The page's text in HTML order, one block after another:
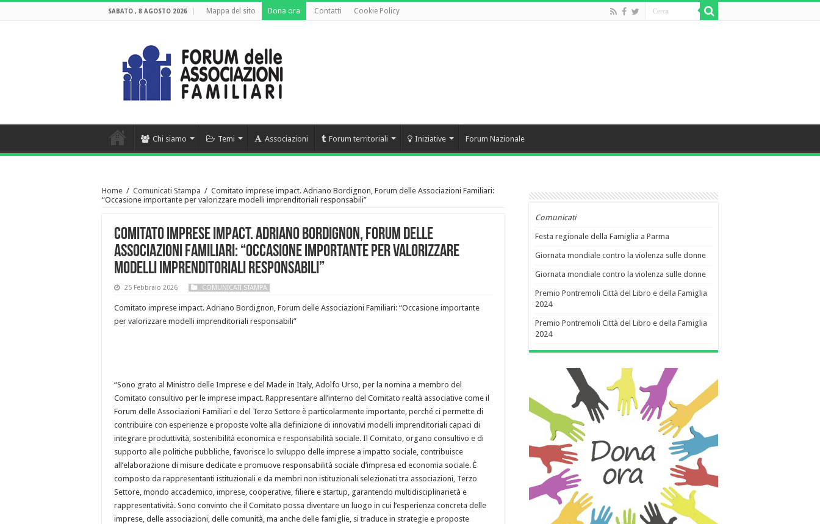
SABATO , 8 AGOSTO 2026 Mappa del sito Dona ora Contatti Cookie Policy
Chi siamo Temi Associazioni Forum territoriali Iniziative Forum Nazionale
Home / Comunicati Stampa / Comitato imprese impact. Adriano Bordignon, Forum delle Associazioni Familiari:
“Occasione importante per valorizzare modelli imprenditoriali responsabili”
Comitato imprese impact. Adriano Bordignon, Forum delle
Associazioni Familiari: “Occasione importante per valorizzare
modelli imprenditoriali responsabili”
25 Febbraio 2026 COMUNICATI STAMPA
Comitato imprese impact. Adriano Bordignon, Forum delle Associazioni Familiari: “Occasione importante
per valorizzare modelli imprenditoriali responsabili”
“Sono grato al Ministro delle Imprese e del Made in Italy, Adolfo Urso, per la nomina a membro del
Comitato consultivo per le imprese impact. Rappresentare all’interno del Comitato realtà associative come il
Forum delle Associazioni Familiari e del Terzo Settore è particolarmente importante, perché ci permette di
contribuire con esperienze e proposte volte alla definizione di innovativi modelli imprenditoriali capaci di
integrare produttività, sostenibilità economica e responsabilità sociale. Il Comitato, organo consultivo e di
supporto alle politiche pubbliche, favorisce lo sviluppo delle imprese a impatto sociale, contribuisce
all’elaborazione di misure dedicate e promuove responsabilità sociale d’impresa ed economia sociale. È
composto da rappresentanti istituzionali e da membri non istituzionali selezionati tra associazioni, Terzo
Settore, mondo accademico, imprese, cooperative, filiere e startup, garantendo multidisciplinarietà e
rappresentatività. Sono convinto che il Comitato possa diventare un luogo in cui l’esperienza concreta delle
imprese, delle associazioni, delle comunità, ma anche delle famiglie, si traduce in strategie e proposte
Comunicati
Festa regionale della Famiglia a Parma
Giornata mondiale contro la violenza sulle donne
Giornata mondiale contro la violenza sulle donne
Premio Pontremoli Città del Libro e della Famiglia
2024
Premio Pontremoli Città del Libro e della Famiglia
2024